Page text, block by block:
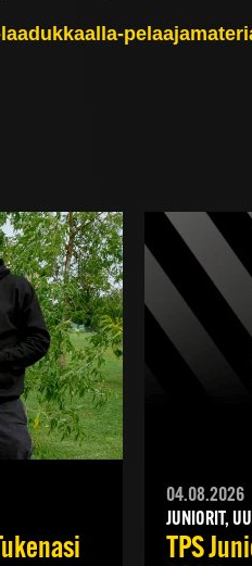
04.08.2026
JUNIORIT,
TPS